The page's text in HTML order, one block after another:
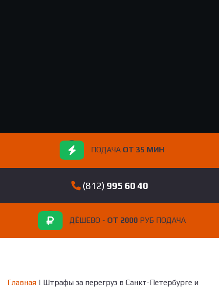
ПОДАЧА ОТ 35 МИН
(812) 995 60 40
ДЁШЕВО - ОТ 2000РУБ ПОДАЧА
Главная | Штрафы за перегруз в Санкт-Петербурге и